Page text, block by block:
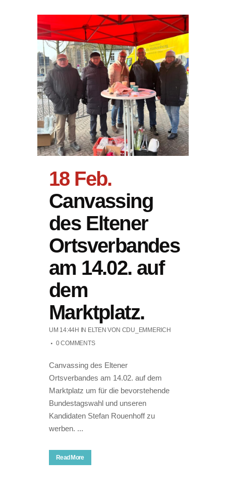
18 Feb.
Canvassing
des Eltener
Ortsverbandes
am 14.02. auf
dem
Marktplatz.
UM 14:44H IN ELTEN VON CDU_EMMERICH
0 COMMENTS
Canvassing des Eltener
Ortsverbandes am 14.02. auf dem
Marktplatz um für die bevorstehende
Bundestagswahl und unseren
Kandidaten Stefan Rouenhoff zu
werben. ...
Read More